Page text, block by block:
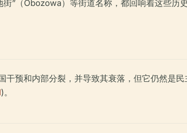
”（Obozowa）等街道名称，都回响着这些历
干预和内部分裂，并导致其衰落，但它仍然是
)。